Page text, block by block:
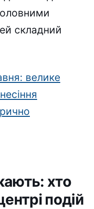
складний
велике
хто
подій